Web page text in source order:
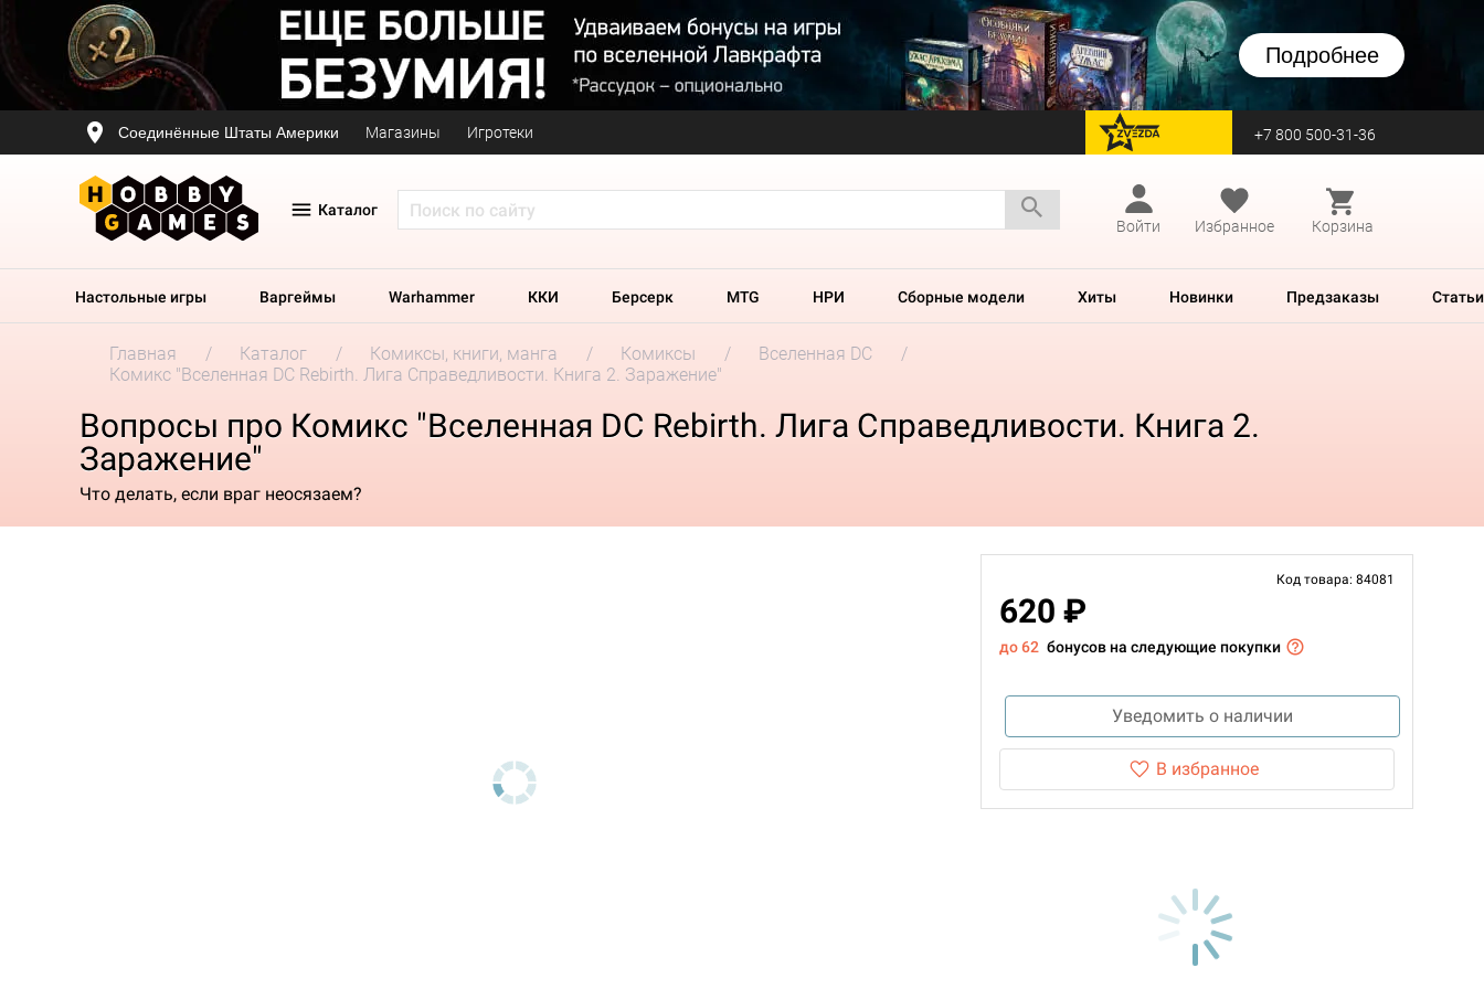
Подробнее
Соединённые Штаты Америки Магазины Игротеки перейти на Zvezda +7 800 500-31-36
Каталог
Войти
Избранное Корзина
Настольные игры Варгеймы Warhammer ККИ Берсерк MTG НРИ Сборные модели Хиты Новинки Предзаказы Статьи
Главная Каталог Комиксы, книги, манга Комиксы
Вселенная DC
Комикс "Вселенная DC Rebirth. Лига Справедливости. Книга 2. Заражение"
Вопросы про Комикс "Вселенная DC Rebirth. Лига Справедливости. Книга 2.
Заражение"
Что делать, если враг неосязаем?
Код товара: 84081
620 ₽
до 62 бонусов на следующие покупки
Уведомить о наличии
В избранное